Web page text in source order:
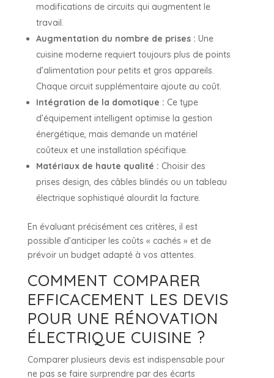
modifications de circuits qui augmentent le
travail.
Augmentation du nombre de prises : Une
cuisine moderne requiert toujours plus de points
d’alimentation pour petits et gros appareils.
Chaque circuit supplémentaire ajoute au coût.
Intégration de la domotique : Ce type
d’équipement intelligent optimise la gestion
énergétique, mais demande un matériel
coûteux et une installation spécifique.
Matériaux de haute qualité : Choisir des
prises design, des câbles blindés ou un tableau
électrique sophistiqué alourdit la facture.
En évaluant précisément ces critères, il est
possible d’anticiper les coûts « cachés » et de
prévoir un budget adapté à vos attentes.
COMMENT COMPARER
EFFICACEMENT LES DEVIS
POUR UNE RÉNOVATION
ÉLECTRIQUE CUISINE ?
Comparer plusieurs devis est indispensable pour
ne pas se faire surprendre par des écarts